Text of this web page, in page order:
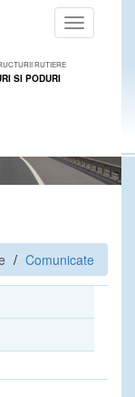
Toggle
navigation
RUTIERE
SI PODURI
Comunicate